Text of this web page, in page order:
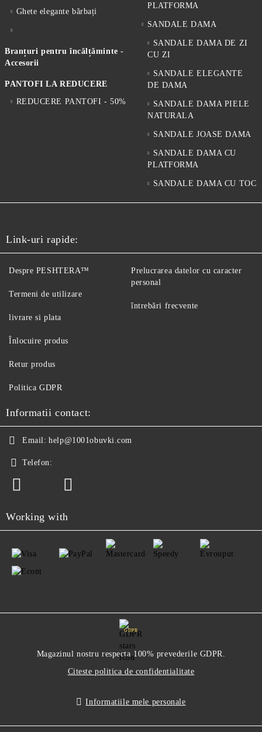
Ghete elegante bărbați
Branțuri pentru încălțăminte -
Accesorii
PANTOFI LA REDUCERE
REDUCERE PANTOFI - 50%
PLATFORMA
SANDALE DAMA
SANDALE DAMA DE ZI
CU ZI
SANDALE ELEGANTE
DE DAMA
SANDALE DAMA PIELE
NATURALA
SANDALE JOASE DAMA
SANDALE DAMA CU
PLATFORMA
SANDALE DAMA CU TOC
Link-uri rapide:
Despre PESHTERA™
Termeni de utilizare
livrare si plata
Înlocuire produs
Retur produs
Politica GDPR
Prelucrarea datelor cu caracter
personal
întrebări frecvente
Informatii contact:
Email: help@1001obuvki.com
Telefon:
Working with
GDPR
Magazinul nostru respecta 100% prevederile GDPR.
Citeste politica de confidentialitate
Informatiile mele personale